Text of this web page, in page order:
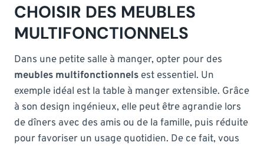
CHOISIR DES MEUBLES
MULTIFONCTIONNELS
Dans une petite salle à manger, opter pour des
meubles multifonctionnels est essentiel. Un
exemple idéal est la table à manger extensible. Grâce
à son design ingénieux, elle peut être agrandie lors
de dîners avec des amis ou de la famille, puis réduite
pour favoriser un usage quotidien. De ce fait, vous